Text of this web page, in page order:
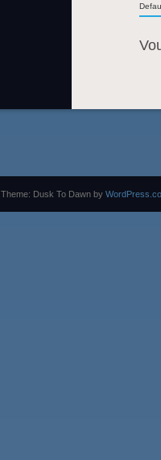
Theme: Dusk To Dawn by